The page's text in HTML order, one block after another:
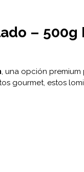
– 500g
, una opción premium
gourmet, estos